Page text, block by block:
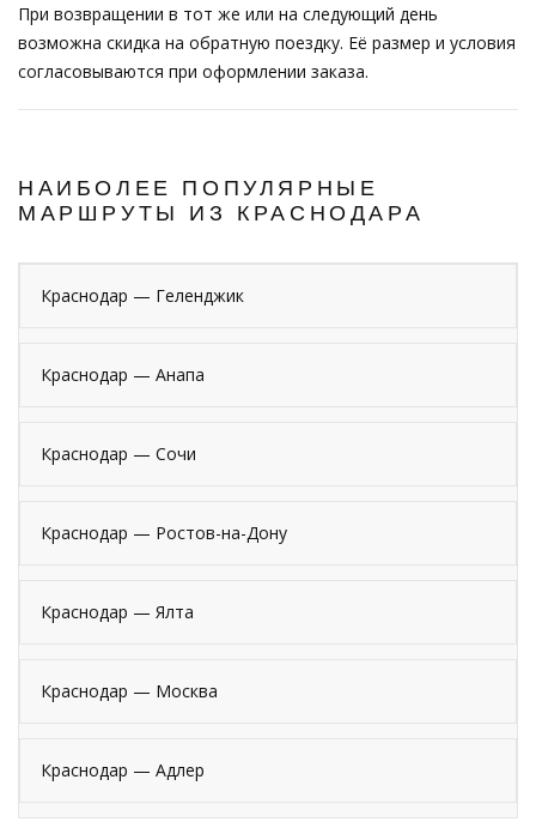
При возвращении в тот же или на следующий день
возможна скидка на обратную поездку. Её размер и условия
согласовываются при оформлении заказа.
НАИБОЛЕЕ ПОПУЛЯРНЫЕ
МАРШРУТЫ ИЗ КРАСНОДАРА
Краснодар — Геленджик
Краснодар — Анапа
Краснодар — Сочи
Краснодар — Ростов-на-Дону
Краснодар — Ялта
Краснодар — Москва
Краснодар — Адлер